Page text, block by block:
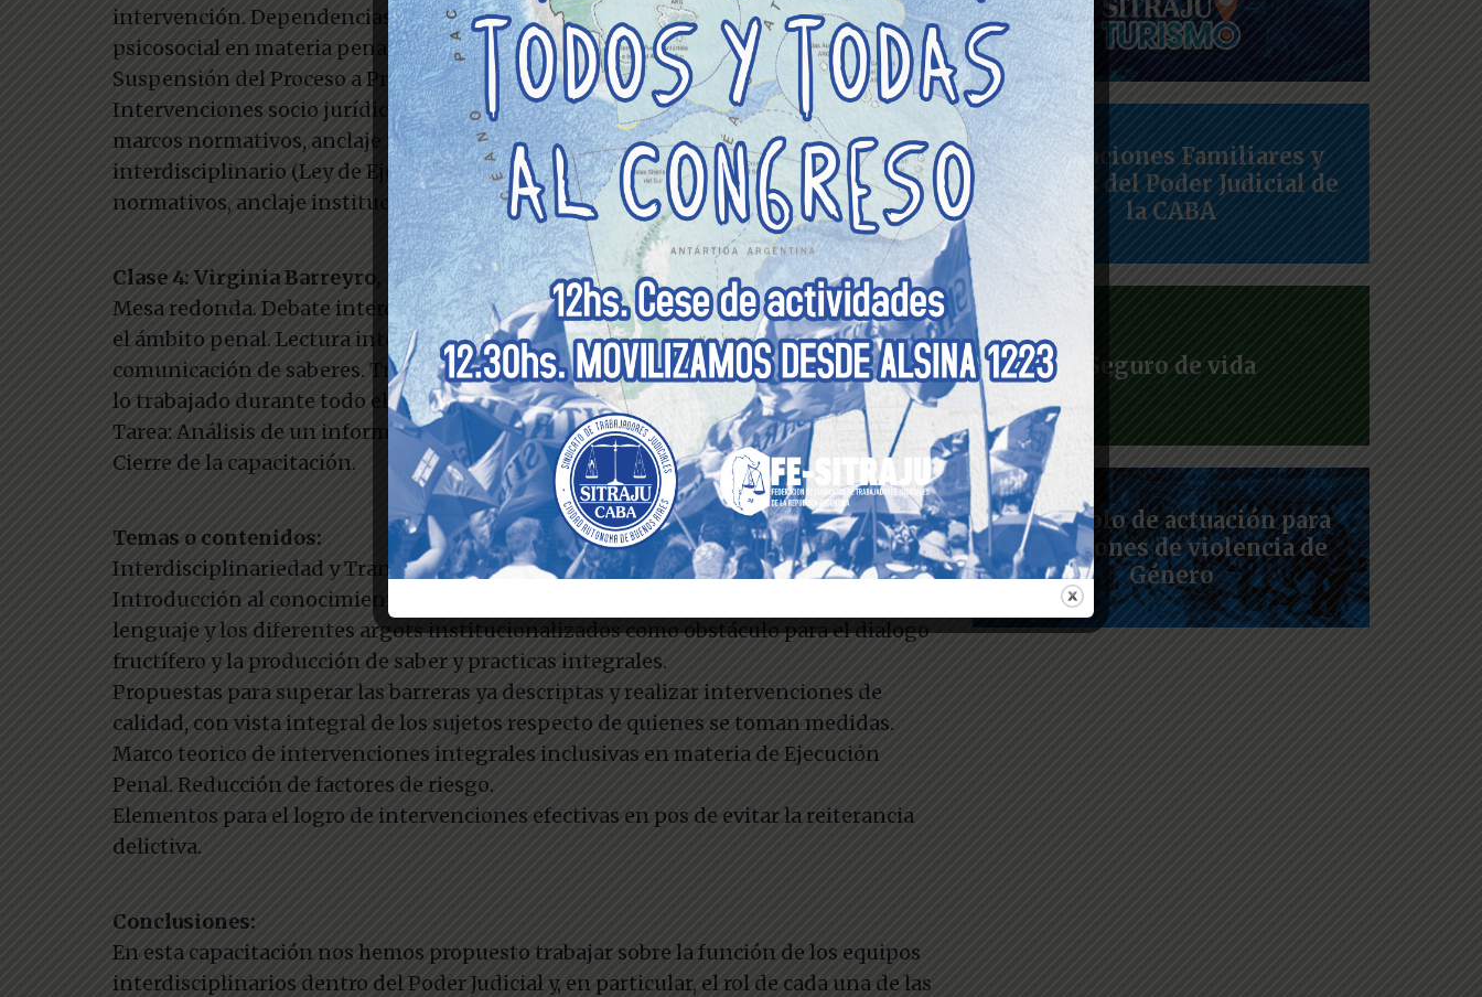
intervención. Dependencias y agencias de intervención interdisciplinaria
psicosocial en materia penal. Patronatos de Liberados, Oficinas de Control de
Suspensión del Proceso a Prueba, Oficinas de Medidas Alternativas, Prosecretaria de
Intervenciones socio jurídicas, Dirección de Control y Asistencia de Ejecución Penal:
marcos normativos, anclaje institucional, misiones y funciones. Equipo
interdisciplinario (Ley de Ejecución Penal 24.660 y sus modificatorias), marcos
normativos, anclaje institucional, misiones y funciones.
Clase 4: Virginia Barreyro, Irene Corach, Yanil Amato y Leonardo Fortuna
Mesa redonda. Debate interdisciplinario. Alcances y límites de la interdisciplina en
el ámbito penal. Lectura integral de informes, identificación de obstáculos en la
comunicación de saberes. Trabajo con casos prácticos reales para llevar a lo concreto
lo trabajado durante todo el curso.
Tarea: Análisis de un informe y propuestas de acciones respecto del caso propuesto.
Cierre de la capacitación.
Temas o contenidos:
Interdisciplinariedad y Transdisciplinariedad en el marco del proceso penal.
Introducción al conocimiento de los diferentes marcos teóricos e institucionales. El
lenguaje y los diferentes argots institucionalizados como obstáculo para el dialogo
fructífero y la producción de saber y practicas integrales.
Propuestas para superar las barreras ya descriptas y realizar intervenciones de
calidad, con vista integral de los sujetos respecto de quienes se toman medidas.
Marco teorico de intervenciones integrales inclusivas en materia de Ejecución
Penal. Reducción de factores de riesgo.
Elementos para el logro de intervenciones efectivas en pos de evitar la reiterancia
delictiva.
Conclusiones:
En esta capacitación nos hemos propuesto trabajar sobre la función de los equipos
interdisciplinarios dentro del Poder Judicial y, en particular, el rol de cada una de las
Asignaciones Familiares y
Viáticos del Poder Judicial de
la CABA
Seguro de vida
Protocolo de actuación para
situaciones de violencia de
Género